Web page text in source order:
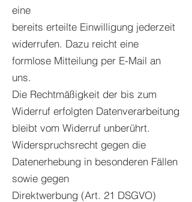
eine
bereits erteilte Einwilligung jederzeit
widerrufen. Dazu reicht eine
formlose Mitteilung per E-Mail an
uns.
Die Rechtmäßigkeit der bis zum
Widerruf erfolgten Datenverarbeitung
bleibt vom Widerruf unberührt.
Widerspruchsrecht gegen die
Datenerhebung in besonderen Fällen
sowie gegen
Direktwerbung (Art. 21 DSGVO)